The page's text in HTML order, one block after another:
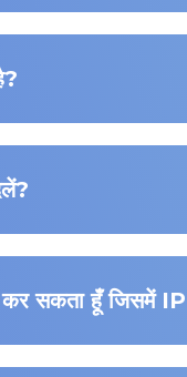
सकता हूँ जिसमें IP